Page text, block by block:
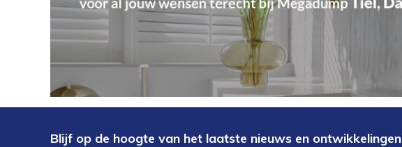
Blijf op de hoogte van het laatste nieuws en ontwikkelingen